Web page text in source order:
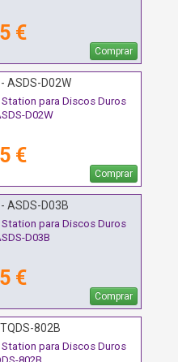
€
Comprar
ASDS-D02W
para Discos Duros
D02W
€
Comprar
ASDS-D03B
para Discos Duros
D03B
€
Comprar
802B
para Discos Duros